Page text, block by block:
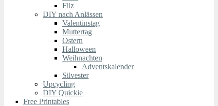
Filz
DIY nach Anlässen
Valentinstag
Muttertag
Ostern
Halloween
Weihnachten
Adventskalender
Silvester
Upcycling
DIY Quickie
Free Printables